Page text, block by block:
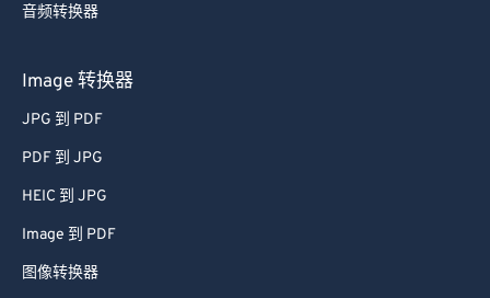
音频转换器
Image 转换器
JPG 到 PDF
PDF 到 JPG
HEIC 到 JPG
Image 到 PDF
图像转换器